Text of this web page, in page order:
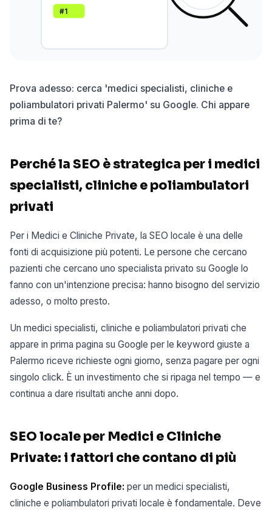
#1
Prova adesso: cerca 'medici specialisti, cliniche e
poliambulatori privati Palermo' su Google. Chi appare
prima di te?
Perché la SEO è strategica per i medici
specialisti, cliniche e poliambulatori
privati
Per i Medici e Cliniche Private, la SEO locale è una delle
fonti di acquisizione più potenti. Le persone che cercano
pazienti che cercano uno specialista privato su Google lo
fanno con un'intenzione precisa: hanno bisogno del servizio
adesso, o molto presto.
Un medici specialisti, cliniche e poliambulatori privati che
appare in prima pagina su Google per le keyword giuste a
Palermo riceve richieste ogni giorno, senza pagare per ogni
singolo click. È un investimento che si ripaga nel tempo — e
continua a dare risultati anche anni dopo.
SEO locale per Medici e Cliniche
Private: i fattori che contano di più
Google Business Profile: per un medici specialisti,
cliniche e poliambulatori privati locale è fondamentale. Deve